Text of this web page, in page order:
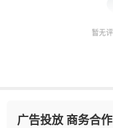
广告投放 商务合作